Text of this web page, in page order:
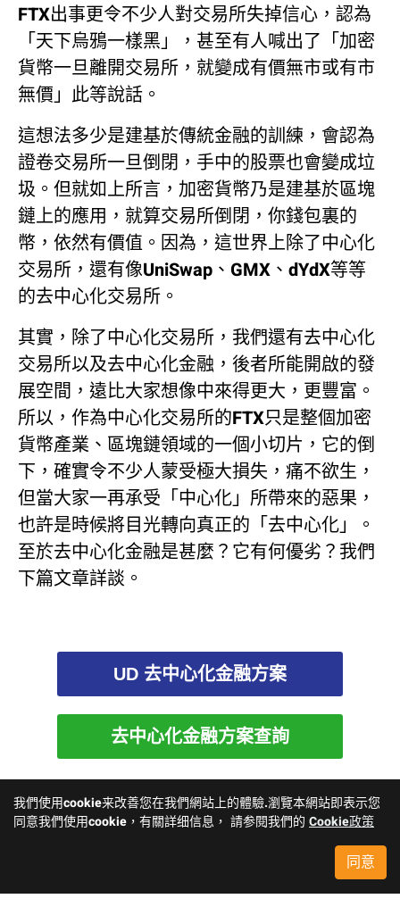
FTX出事更令不少人對交易所失掉信心，認為
「天下烏鴉一樣黑」，甚至有人喊出了「加密
貨幣一旦離開交易所，就變成有價無市或有市
無價」此等說話。
這想法多少是建基於傳統金融的訓練，會認為
證卷交易所一旦倒閉，手中的股票也會變成垃
圾。但就如上所言，加密貨幣乃是建基於區塊
鏈上的應用，就算交易所倒閉，你錢包裏的
幣，依然有價值。因為，這世界上除了中心化
交易所，還有像UniSwap、GMX、dYdX等等
的去中心化交易所。
其實，除了中心化交易所，我們還有去中心化
交易所以及去中心化金融，後者所能開啟的發
展空間，遠比大家想像中來得更大，更豐富。
所以，作為中心化交易所的FTX只是整個加密
貨幣產業、區塊鏈領域的一個小切片，它的倒
下，確實令不少人蒙受極大損失，痛不欲生，
但當大家一再承受「中心化」所帶來的惡果，
也許是時候將目光轉向真正的「去中心化」。
至於去中心化金融是甚麼？它有何優劣？我們
下篇文章詳談。
UD 去中心化金融方案
去中心化金融方案查詢
我們使用cookie来改善您在我們網站上的體驗.瀏覽本網站即表示您
同意我們使用cookie，有關詳细信息， 請参閱我們的 Cookie政策
同意